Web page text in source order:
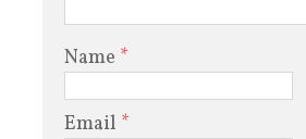
Name *
Email *